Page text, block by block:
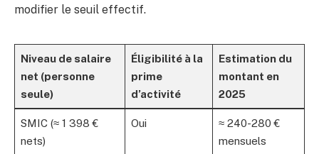
modifier le seuil effectif.
Niveau de salaire
net (personne
seule)
Éligibilité à la
prime
d’activité
Estimation du
montant en
2025
SMIC (≈ 1 398 €
nets)
Oui
≈ 240-280 €
mensuels